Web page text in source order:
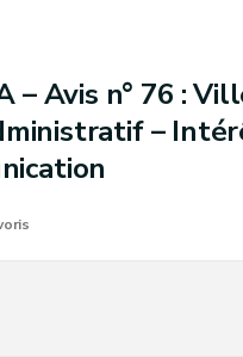
– Avis n° 76 :
–